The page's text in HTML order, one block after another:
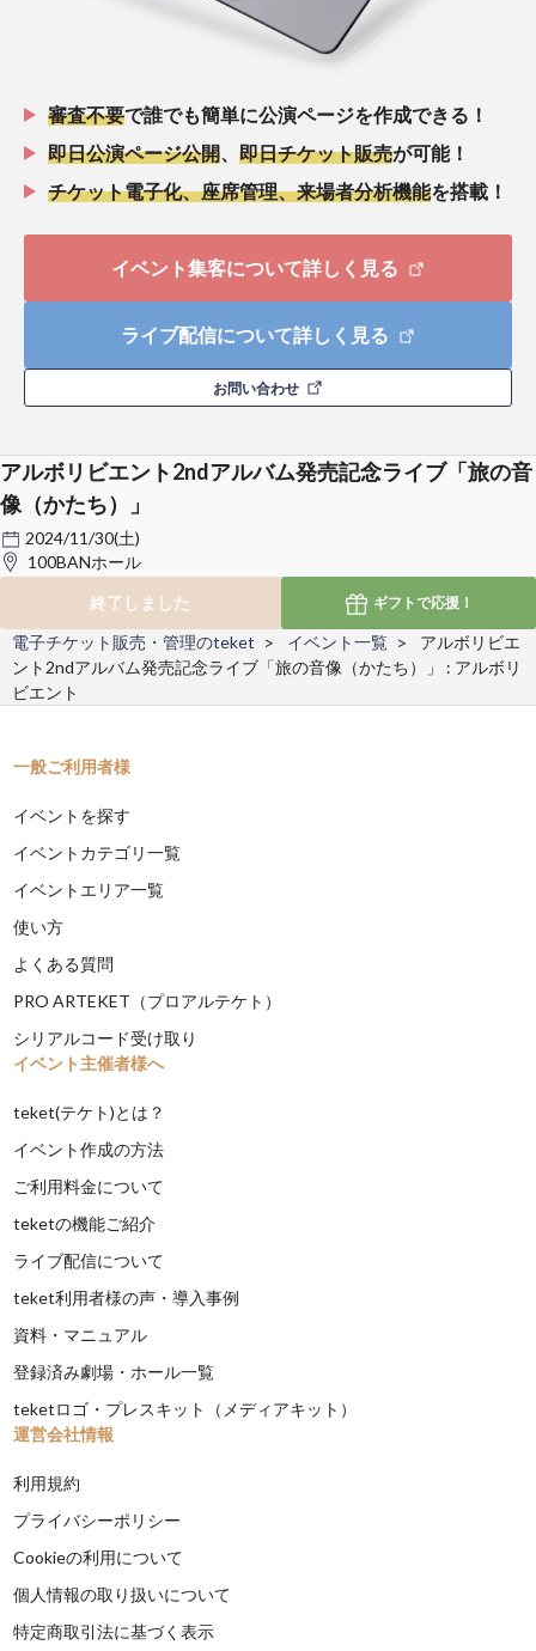
審査不要で誰でも簡単に公演ページを作成できる！
即日公演ページ公開
即日チケット販売が可能！
チケット電子化、座席管理、来場者分析機能を搭載！
イベント集客について詳しく見る
ライブ配信について詳しく見る
お問い合わせ
アルボリビエント2ndアルバム発売記念ライブ「旅の音
像（かたち）」
2024/11/30(土)
100BANホール
終了しました
ギフトで応援！
電子チケット販売・管理のteket イベント一覧
アルボリビエ
ント2ndアルバム発売記念ライブ「旅の音像（かたち）」 : アルボリ
ビエント
一般ご利用者様
イベントを探す
イベントカテゴリ一覧
イベントエリア一覧
使い方
よくある質問
PRO ARTEKET（プロアルテケト）
シリアルコード受け取り
イベント主催者様へ
teket(テケト)とは？
イベント作成の方法
ご利用料金について
teketの機能ご紹介
ライブ配信について
teket利用者様の声・導入事例
資料・マニュアル
登録済み劇場・ホール一覧
teketロゴ・プレスキット（メディアキット）
運営会社情報
利用規約
プライバシーポリシー
Cookieの利用について
個人情報の取り扱いについて
特定商取引法に基づく表示